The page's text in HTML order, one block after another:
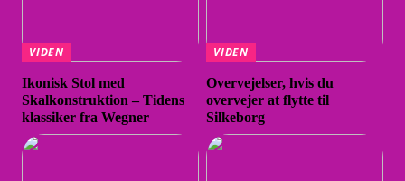
VIDEN
Ikonisk Stol med
Skalkonstruktion – Tidens
klassiker fra Wegner
VIDEN
Overvejelser, hvis du
overvejer at flytte til
Silkeborg